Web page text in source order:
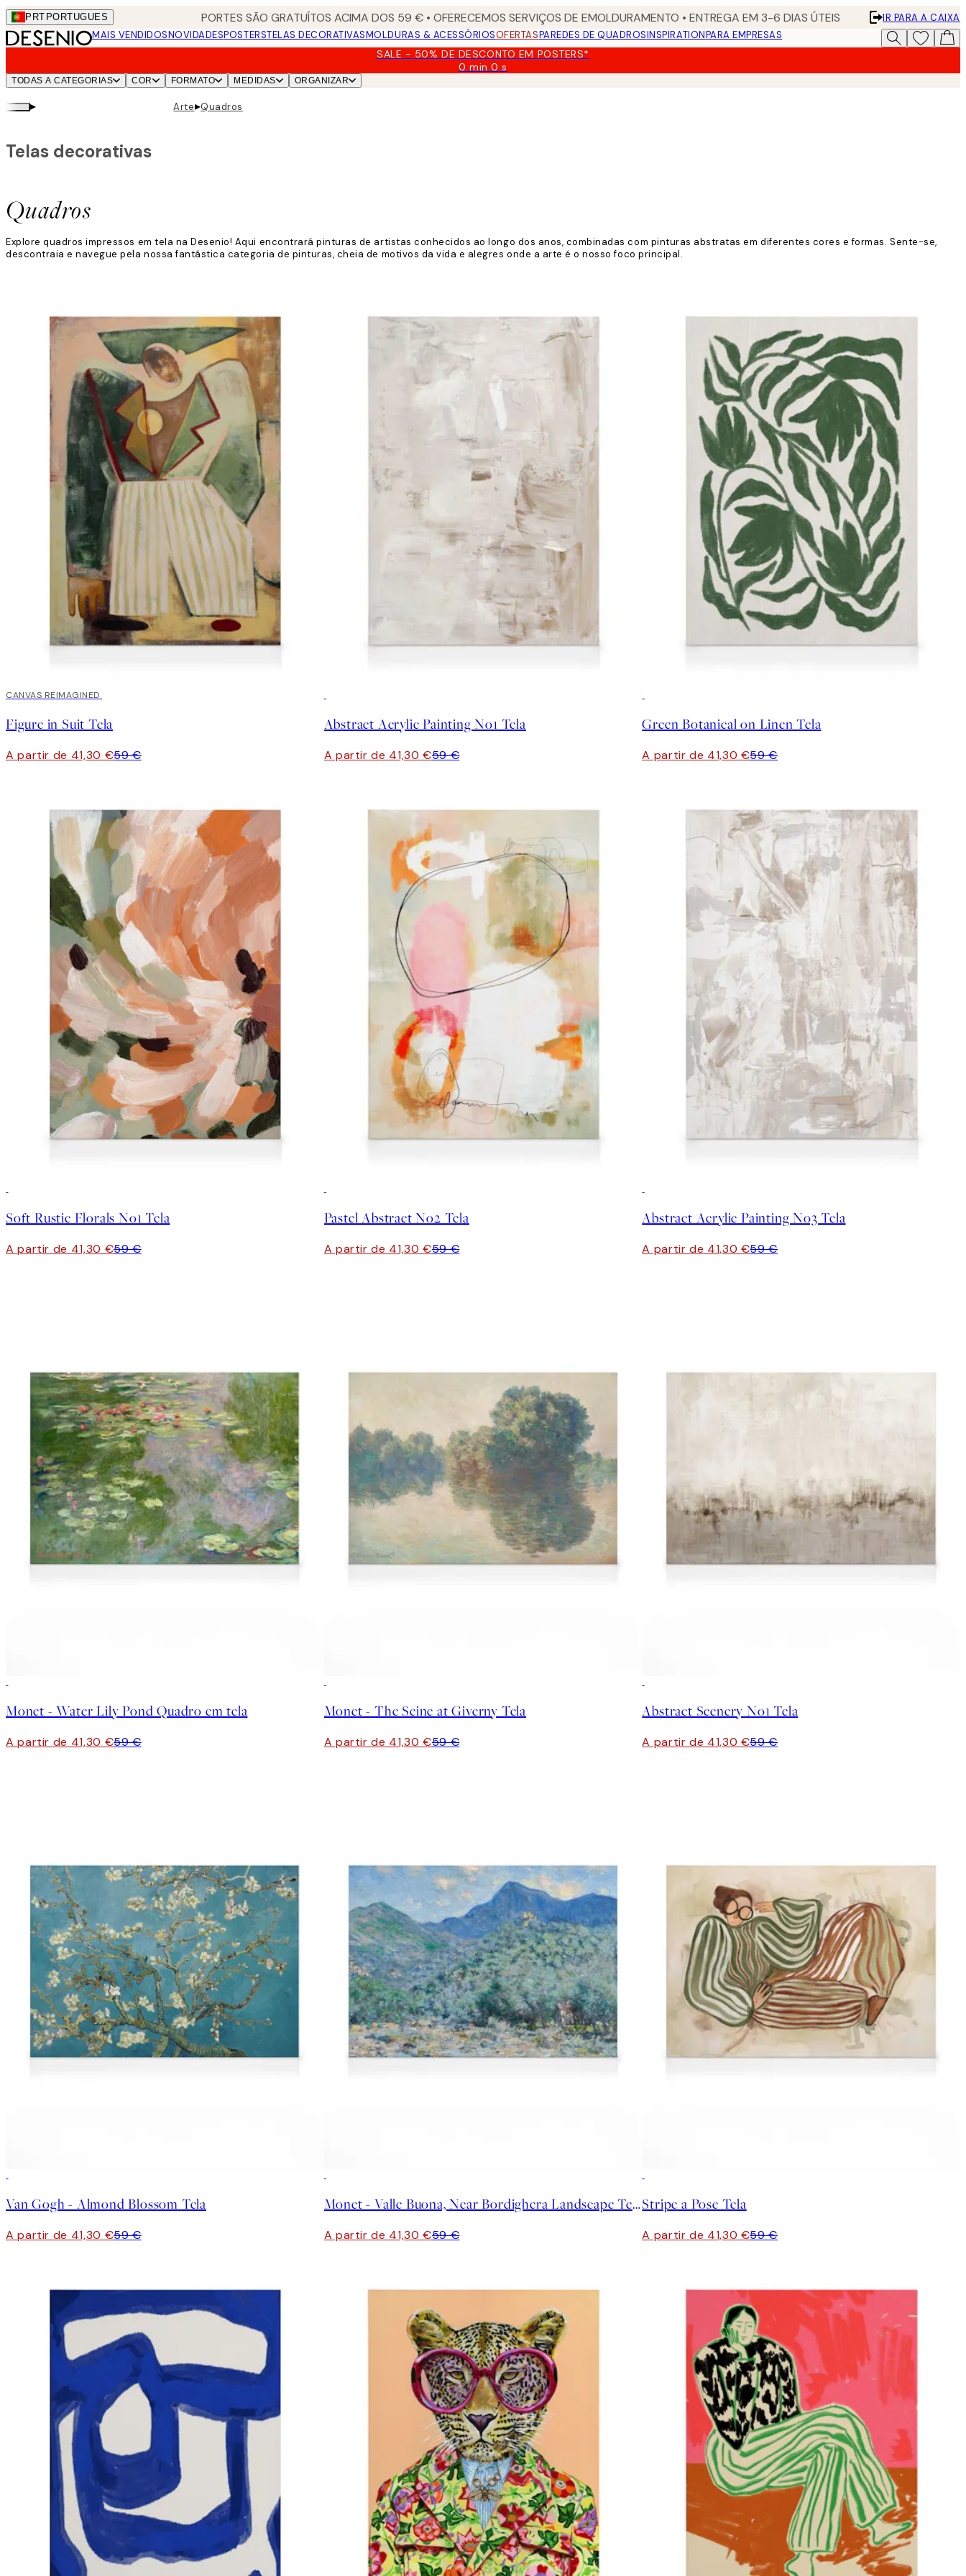
Skip
to
main
PRT PORTUGUES PORTES SÃO GRATUÍTOS ACIMA DOS 59 € • OFERECEMOS SERVIÇOS DE EMOLDURAMENTO • ENTREGA EM 3-6 DIAS ÚTEIS
IR PARA A CAIXA
MAIS VENDIDOSNOVIDADESPOSTERSTELAS DECORATIVASMOLDURAS & ACESSÓRIOSOFERTASPAREDES DE QUADROSINSPIRATIONPARA EMPRESAS
SALE - 50% DE DESCONTO EM POSTERS*
0 min0 s
Válido
TODAS A CATEGORIAS COR FORMATO MEDIDAS ORGANIZAR
▸ Arte▸Quadros
Quadros
Telas decorativas
Explore quadros impressos em tela na Desenio! Aqui encontrará pinturas de artistas conhecidos ao longo dos anos, combinadas com pinturas abstratas em diferentes cores e formas. Sente-se,
descontraia e navegue pela nossa fantástica categoria de pinturas, cheia de motivos da vida e alegres onde a arte é o nosso foco principal.
30%*
CANVAS REIMAGINED
Figure in Suit Tela
A partir de 41,30 €59 €
Abstract Acrylic Painting No1 Tela
A partir de 41,30 €59 €
Green Botanical on Linen Tela
A partir de 41,30 €59 €
Soft Rustic Florals No1 Tela
A partir de 41,30 €59 €
Pastel Abstract No2 Tela
A partir de 41,30 €59 €
Abstract Acrylic Painting No3 Tela
A partir de 41,30 €59 €
Monet - Water Lily Pond Quadro em tela
A partir de 41,30 €59 €
Monet - The Seine at Giverny Tela
A partir de 41,30 €59 €
Abstract Scenery No1 Tela
A partir de 41,30 €59 €
Van Gogh - Almond Blossom Tela
A partir de 41,30 €59 €
Monet - Valle Buona, Near Bordighera Landscape Tela
A partir de 41,30 €59 €
Stripe a Pose Tela
A partir de 41,30 €59 €